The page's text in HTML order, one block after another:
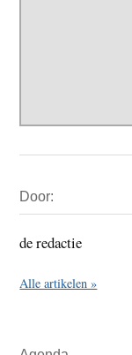
Sidebar
Door:
de redactie
Alle artikelen »